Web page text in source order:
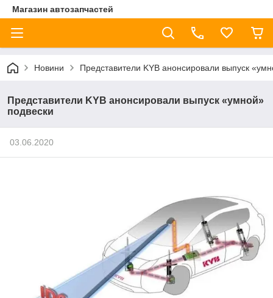
Магазин автозапчастей
Новини Представители KYB анонсировали выпуск
Представители KYB анонсировали выпуск «умной»
подвески
03.06.2020